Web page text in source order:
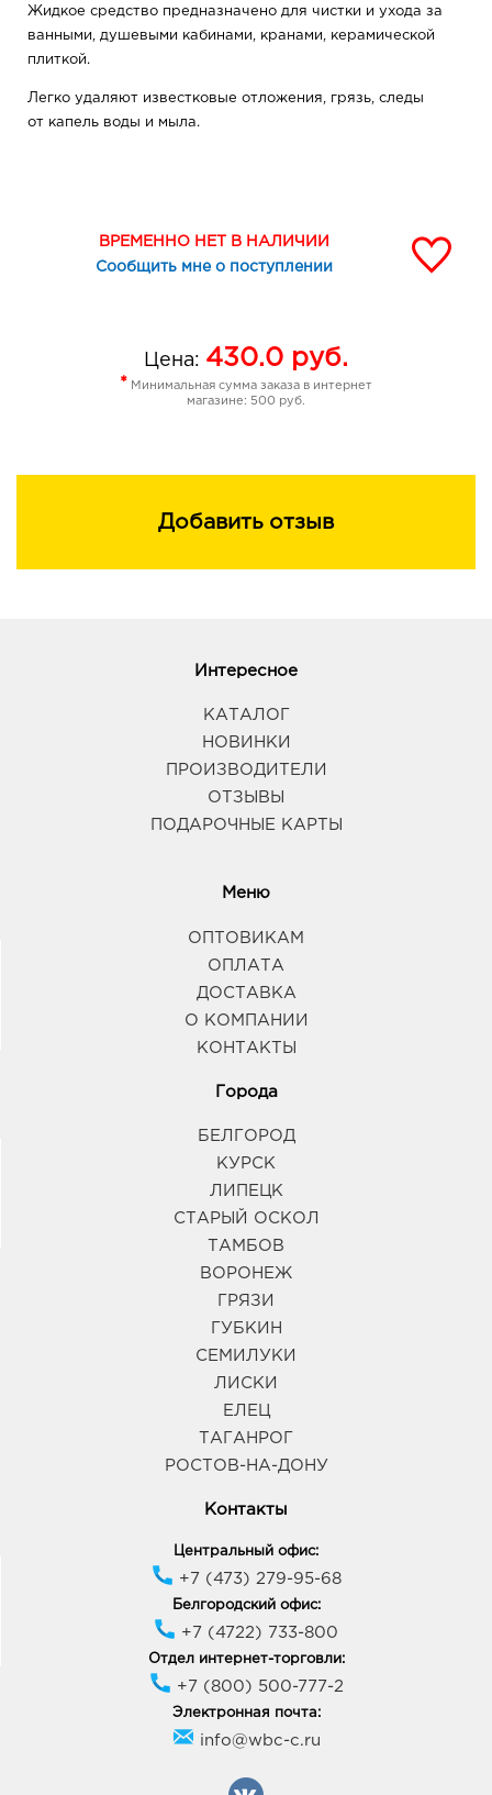
Жидкое средство предназначено для чистки и ухода за
ванными, душевыми кабинами, кранами, керамической
плиткой.
Легко удаляют известковые отложения, грязь, следы
от капель воды и мыла.
ВРЕМЕННО НЕТ В НАЛИЧИИ
Сообщить мне о поступлении
Цена: 430.0 руб.
* Минимальная сумма заказа в интернет
магазине: 500 руб.
Добавить отзыв
Интересное
КАТАЛОГ
НОВИНКИ
ПРОИЗВОДИТЕЛИ
ОТЗЫВЫ
ПОДАРОЧНЫЕ КАРТЫ
Меню
ОПТОВИКАМ
ОПЛАТА
ДОСТАВКА
О КОМПАНИИ
КОНТАКТЫ
Города
БЕЛГОРОД
КУРСК
ЛИПЕЦК
СТАРЫЙ ОСКОЛ
ТАМБОВ
ВОРОНЕЖ
ГРЯЗИ
ГУБКИН
СЕМИЛУКИ
ЛИСКИ
ЕЛЕЦ
ТАГАНРОГ
РОСТОВ-НА-ДОНУ
Контакты
Центральный офис:
+7 (473) 279-95-68
Белгородский офис:
+7 (4722) 733-800
Отдел интернет-торговли:
+7 (800) 500-777-2
Электронная почта:
info@wbc-c.ru